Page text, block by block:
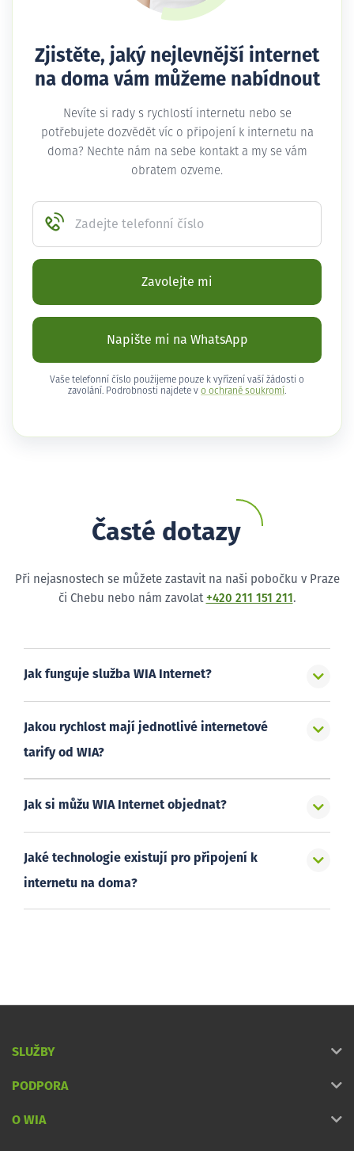
Zjistěte, jaký nejlevnější internet
na doma vám můžeme nabídnout
Nevíte si rady s rychlostí internetu nebo se
potřebujete dozvědět víc o připojení k internetu na
doma? Nechte nám na sebe kontakt a my se vám
obratem ozveme.
Zadejte telefonní číslo
Zavolejte mi
Napište mi na WhatsApp
Vaše telefonní číslo použijeme pouze k vyřízení vaší žádosti o
zavolání. Podrobnosti najdete v o ochraně soukromí .
Časté dotazy
Při nejasnostech se můžete zastavit na naši pobočku v Praze
či Chebu nebo nám zavolat +420 211 151 211 .
Jak funguje služba WIA Internet?
Jakou rychlost mají jednotlivé internetové
tarify od WIA?
Jak si můžu WIA Internet objednat?
Jaké technologie existují pro připojení k
internetu na doma?
SLUŽBY
PODPORA
O WIA